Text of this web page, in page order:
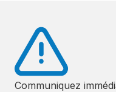
Communiquez